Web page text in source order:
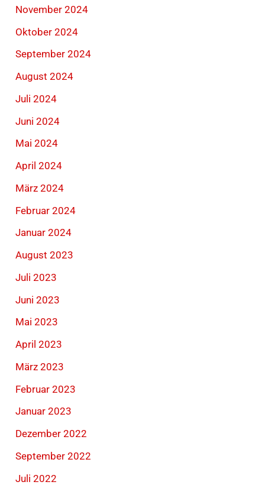
November 2024
Oktober 2024
September 2024
August 2024
Juli 2024
Juni 2024
Mai 2024
April 2024
März 2024
Februar 2024
Januar 2024
August 2023
Juli 2023
Juni 2023
Mai 2023
April 2023
März 2023
Februar 2023
Januar 2023
Dezember 2022
September 2022
Juli 2022